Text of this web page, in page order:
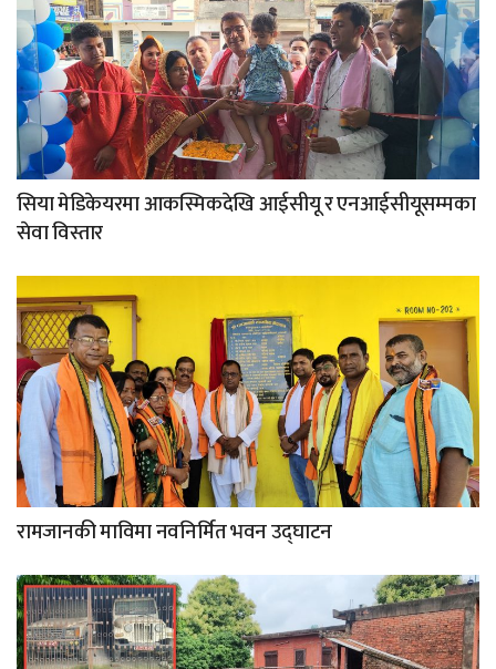
सिया मेडिकेयरमा आकस्मिकदेखि आईसीयू र एनआईसीयूसम्मका
सेवा विस्तार
रामजानकी माविमा नवनिर्मित भवन उद्घाटन